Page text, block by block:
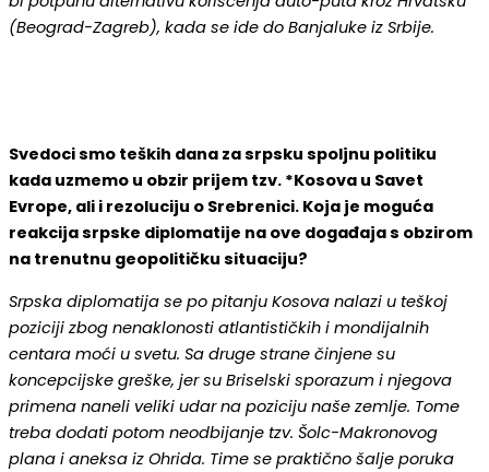
(Beograd-Zagreb), kada se ide do Banjaluke iz Srbije.
Svedoci smo teških dana za srpsku spoljnu politiku
kada uzmemo u obzir prijem tzv. *Kosova u Savet
Evrope, ali i rezoluciju o Srebrenici. Koja je moguća
reakcija srpske diplomatije na ove događaja s obzirom
na trenutnu geopolitičku situaciju?
Srpska diplomatija se po pitanju Kosova nalazi u teškoj
poziciji zbog nenaklonosti atlantističkih i mondijalnih
centara moći u svetu. Sa druge strane činjene su
koncepcijske greške, jer su Briselski sporazum i njegova
primena naneli veliki udar na poziciju naše zemlje. Tome
treba dodati potom neodbijanje tzv. Šolc-Makronovog
plana i aneksa iz Ohrida. Time se praktično šalje poruka